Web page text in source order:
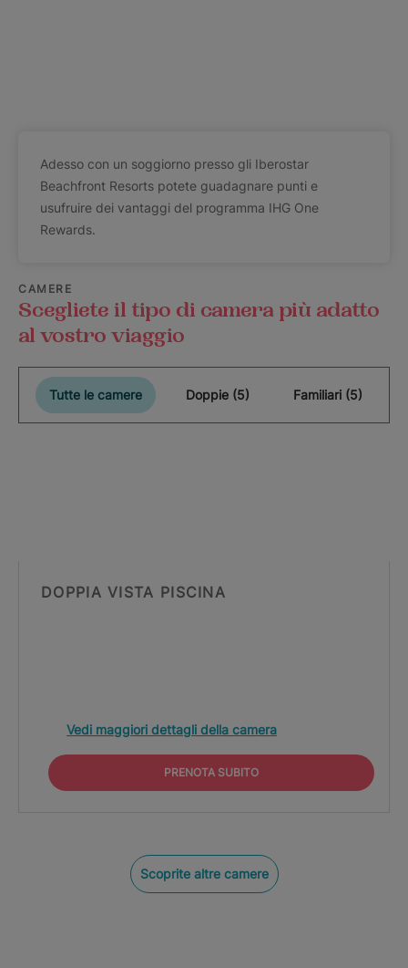
Adesso con un soggiorno presso gli Iberostar
Beachfront Resorts potete guadagnare punti e
usufruire dei vantaggi del programma IHG One
Rewards.
CAMERE
Scegliete il tipo di camera più adatto
al vostro viaggio
Tutte le camere Doppie (5) Familiari (5)
DOPPIA VISTA PISCINA
Vedi maggiori dettagli della camera
PRENOTA SUBITO
Scoprite altre camere